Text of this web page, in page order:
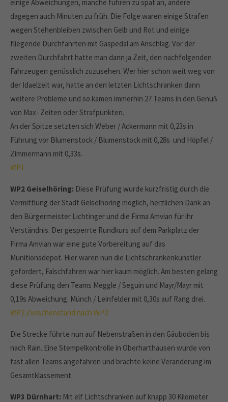
einige Abweichungen, manche fuhren zu spät an, andere
dagegen auch Minuten zu früh. Die Folge waren einige Strafen
wegen Stehenbleiben zwischen Gelb und Rot und einige
fliegende Durchfahrten mit Gaspedal am Anschlag. Vor der
zweiten Durchfahrt hatte man dann ja Zeit, den nachfolgenden
Fahrzeugen genüsslich zuzusehen. Wer hier schon weit weg von
der Idaelzeit war, hatte an den letzten Lichtschranken dann
weitere Probleme und so kamen immerhin 27 Teams in den Genuß
von Max- Zeiten oder Strafpunkten.
An der Spitze setzten sich Weber / Ackermann mit 0,23s in
Führung vor Blumenstock / Blumenstock mit 0,28s und Höpfel /
Zimmermann mit 0,33s.
WP1
WP2 Geiselhöring: Diese Prüfung wurde kurzfristig durch die
Vermittlung der Stadt Geiselhöring möglich, herzlichen Dank an
den Bürgermeister Lichtinger und die Firma Amvian für ihr
Verständnis. Der gesperrte Rundkurs auf dem Parkplatz der
Firma Amvian war eine gute Vorbereitung auf das
Munitionsdepot. Hier waren nun die Lichtschrankenkünstler
gefordert, Falschfahren war hier kaum möglich. Am besten gelang
diese Prüfung den Teams Meggle / Seguin und Mayr/Mayr mit
0,19s Abweichung. Münch / Leinfelder mit 0,30s auf Rang drei.
WP2 Zwischenstand nach WP2
Die Strecke führte nun auf Nebenstraßen in den Gäuboden bis
nach Rain. Eine Stempelkontrolle in Oberharthausen wurde von
fast allen Teams angefahren und brachte keine Veränderung im
Gesamtklassement.
WP3 Dürnhart: Mit elf Lichtschranken auf knapp 30 Kilometer